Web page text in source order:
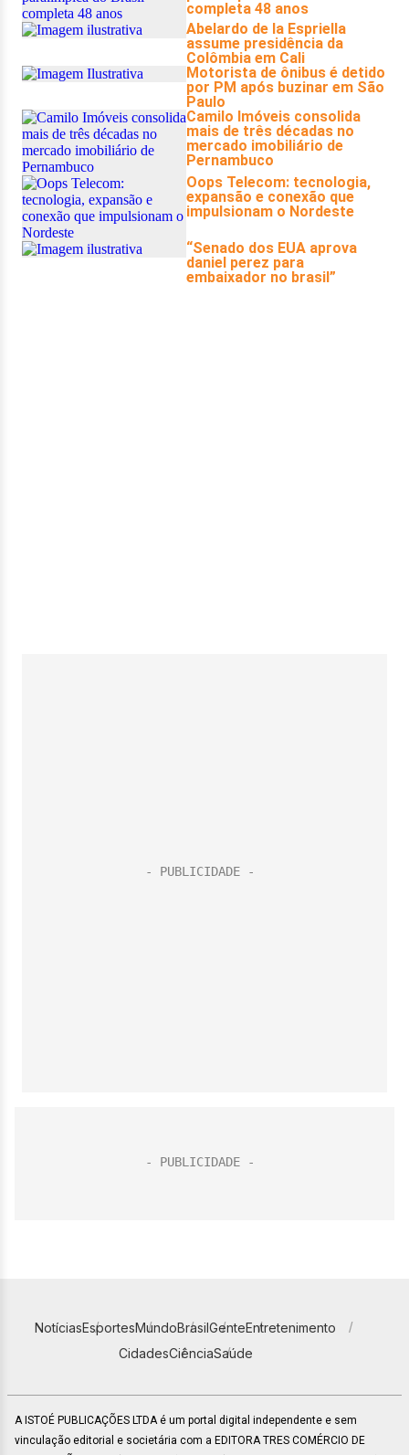
NotíciasEsportesMundoBrasilGenteEntretenimento
CidadesCiênciaSaúde
A ISTOÉ PUBLICAÇÕES LTDA é um portal digital independente e sem
vinculação editorial e societária com a EDITORA TRES COMÉRCIO DE